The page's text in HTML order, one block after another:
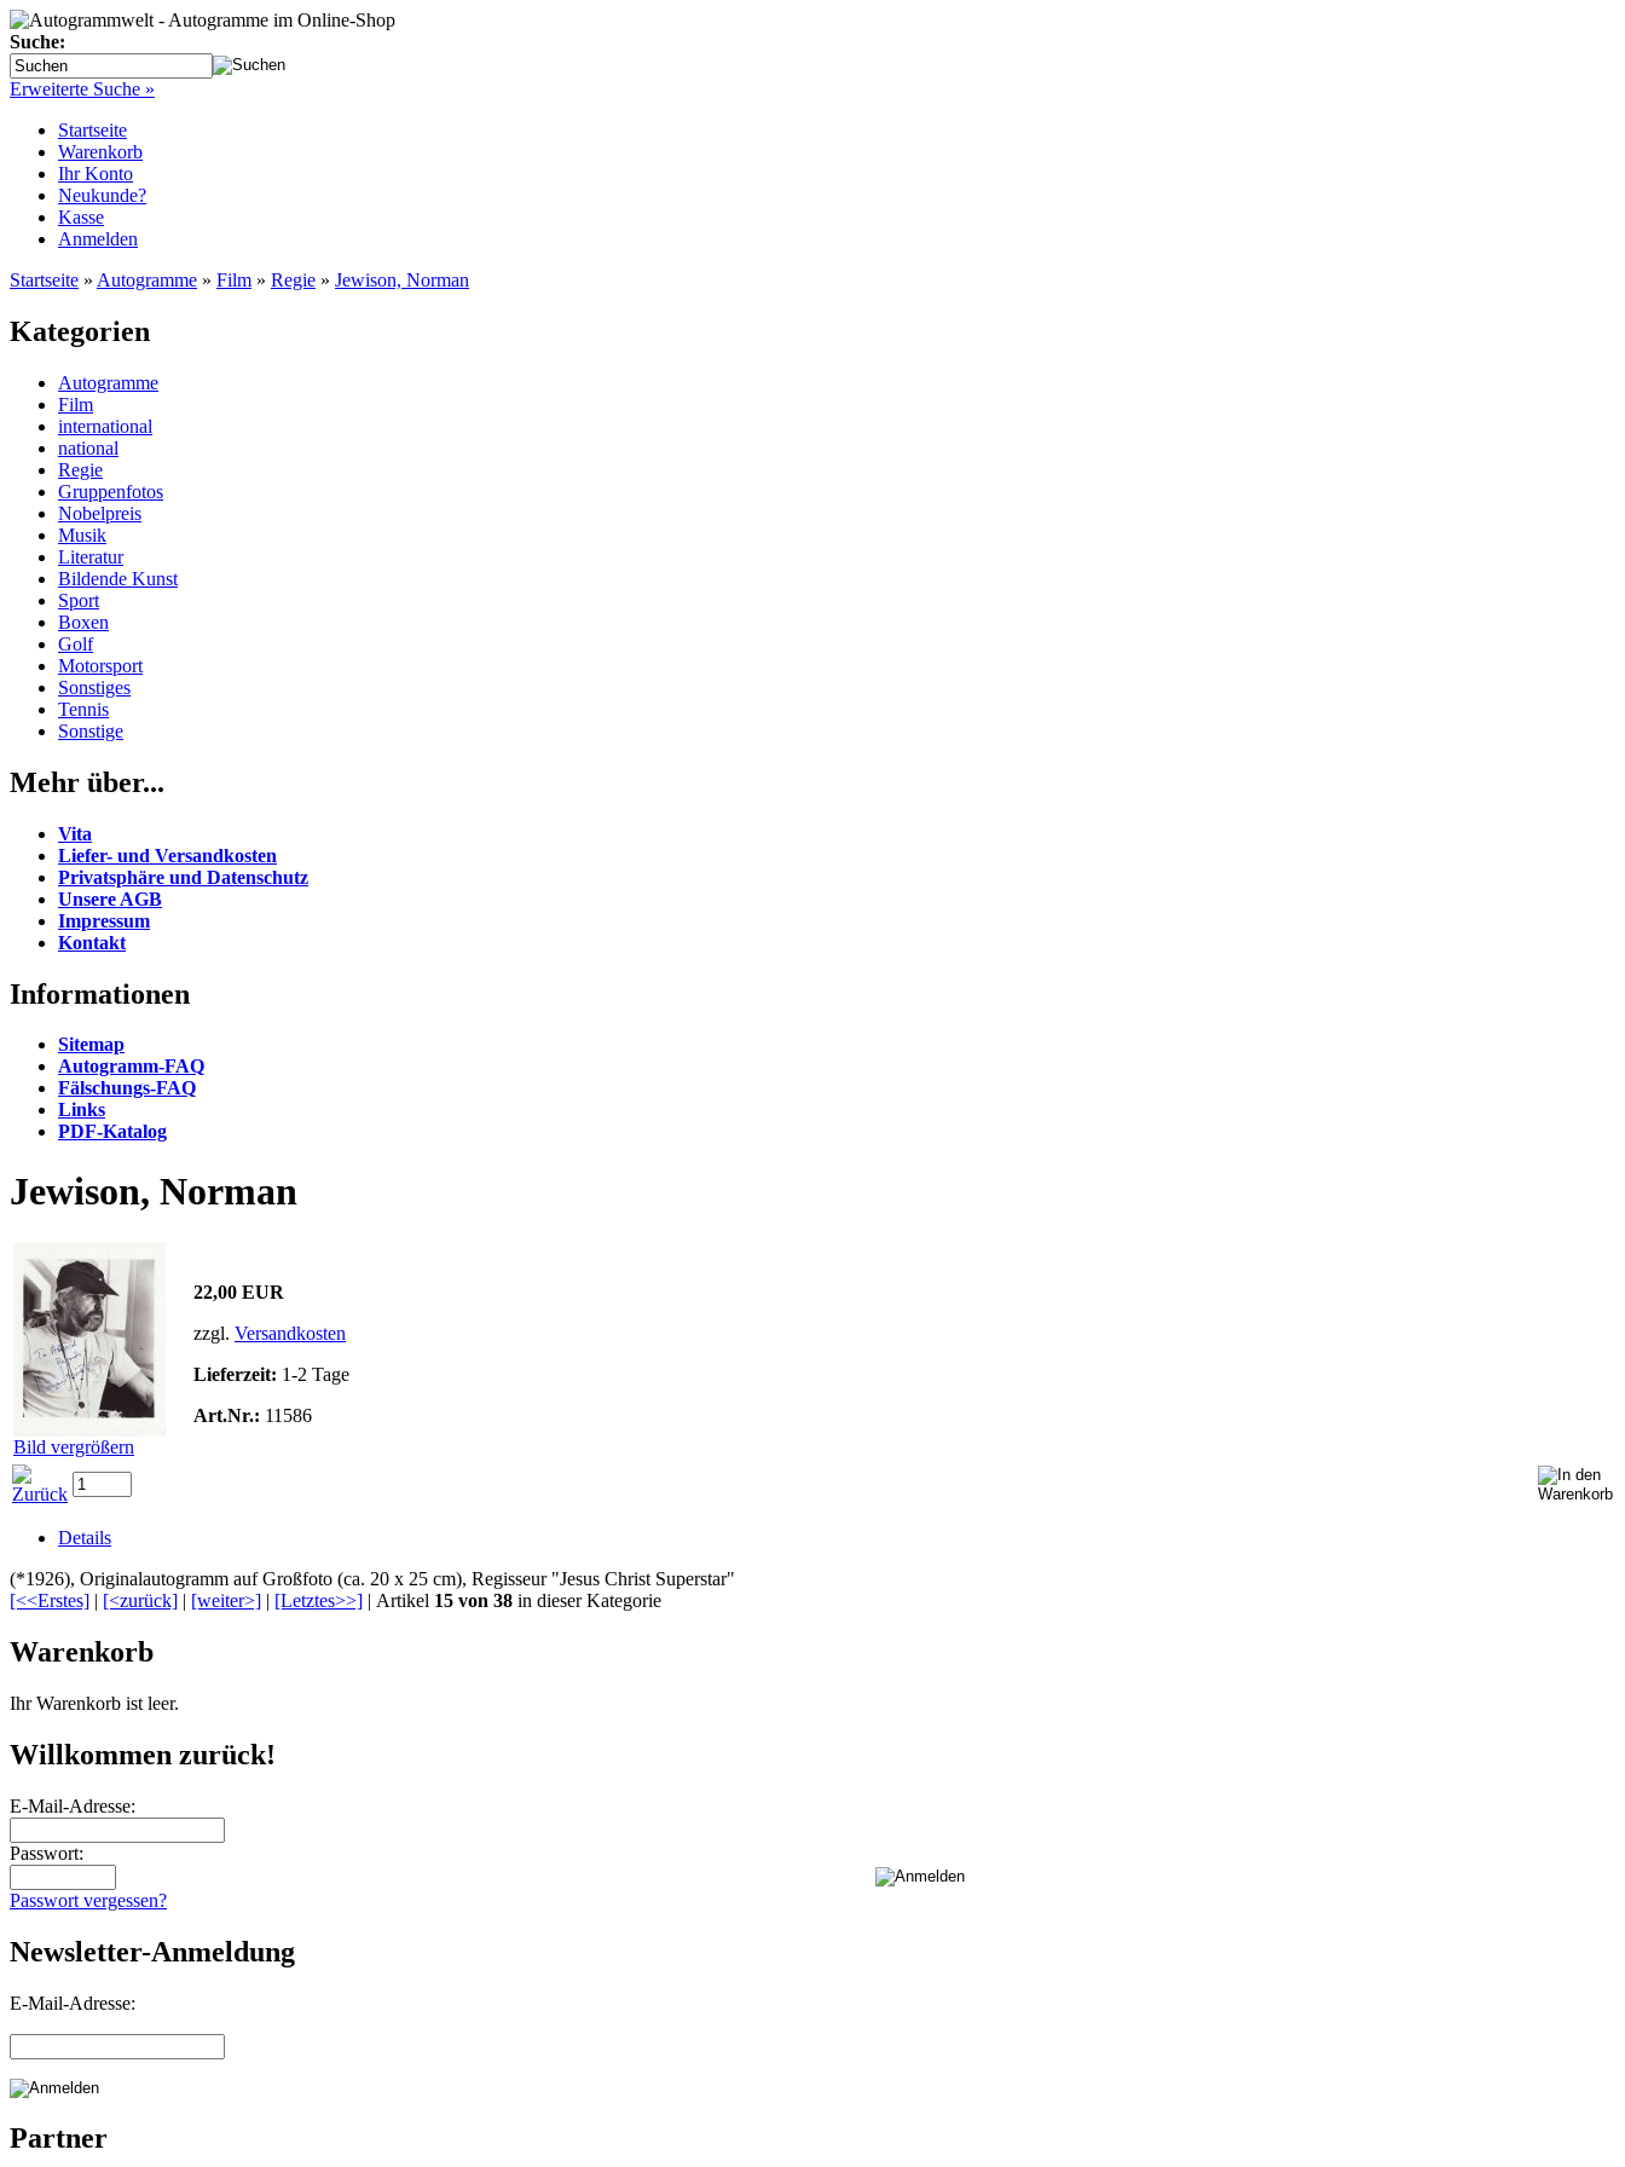
Suche:
Erweiterte Suche »
Startseite
Warenkorb
Ihr Konto
Neukunde?
Kasse
Anmelden
Startseite » Autogramme » Film » Regie » Jewison, Norman
Kategorien
Autogramme
Film
international
national
Regie
Gruppenfotos
Nobelpreis
Musik
Literatur
Bildende Kunst
Sport
Boxen
Golf
Motorsport
Sonstiges
Tennis
Sonstige
Mehr über...
Vita
Liefer- und Versandkosten
Privatsphäre und Datenschutz
Unsere AGB
Impressum
Kontakt
Informationen
Sitemap
Autogramm-FAQ
Fälschungs-FAQ
Links
PDF-Katalog
Jewison, Norman
Bild vergrößern
22,00 EUR
zzgl. Versandkosten
Lieferzeit: 1-2 Tage
Art.Nr.: 11586
Details
(*1926), Originalautogramm auf Großfoto (ca. 20 x 25 cm), Regisseur "Jesus Christ Superstar"
[<<Erstes] | [<zurück] | [weiter>] | [Letztes>>] | Artikel 15 von 38 in dieser Kategorie
Warenkorb
Ihr Warenkorb ist leer.
Willkommen zurück!
E-Mail-Adresse:
Passwort:
Passwort vergessen?
Newsletter-Anmeldung
E-Mail-Adresse:
Partner